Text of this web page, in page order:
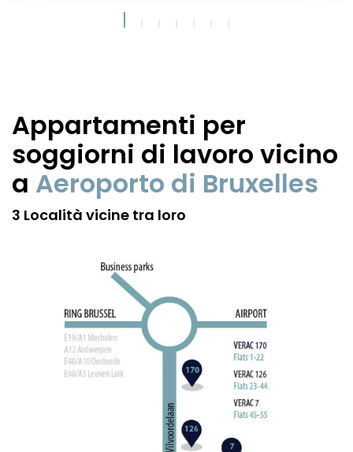
Appartamenti per
soggiorni di lavoro vicino
a Aeroporto di Bruxelles
3 Località vicine tra loro